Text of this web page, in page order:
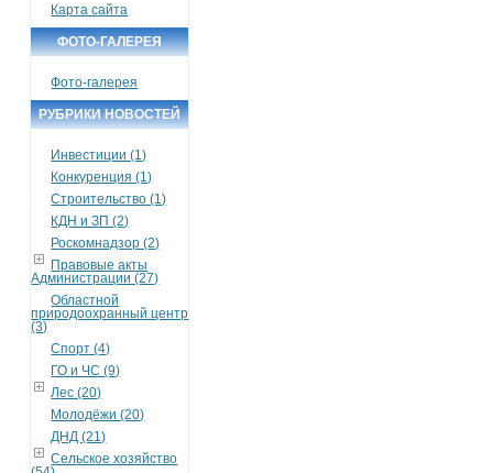
Карта сайта
ФОТО-ГАЛЕРЕЯ
Фото-галерея
РУБРИКИ НОВОСТЕЙ
Инвестиции (1)
Конкуренция (1)
Строительство (1)
КДН и ЗП (2)
Роскомнадзор (2)
Правовые акты
Администрации (27)
Областной
природоохранный центр
(3)
Спорт (4)
ГО и ЧС (9)
Лес (20)
Молодёжи (20)
ДНД (21)
Сельское хозяйство